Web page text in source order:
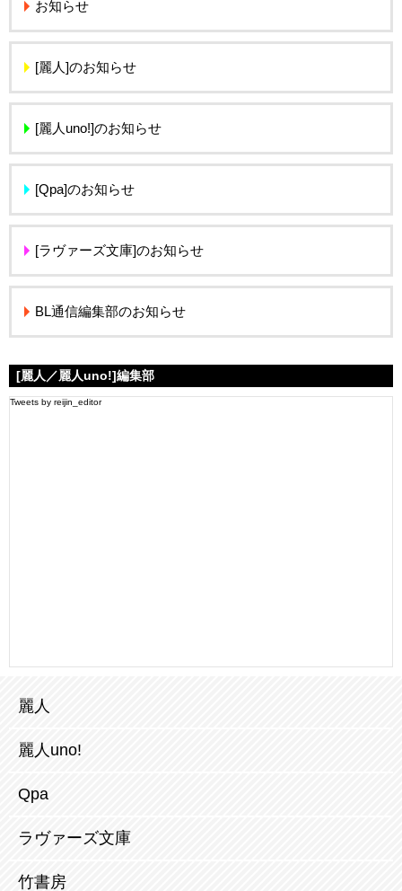
お知らせ
[麗人]のお知らせ
[麗人uno!]のお知らせ
[Qpa]のお知らせ
[ラヴァーズ文庫]のお知らせ
BL通信編集部のお知らせ
[麗人／麗人uno!]編集部
Tweets by reijin_editor
麗人
麗人uno!
Qpa
ラヴァーズ文庫
竹書房